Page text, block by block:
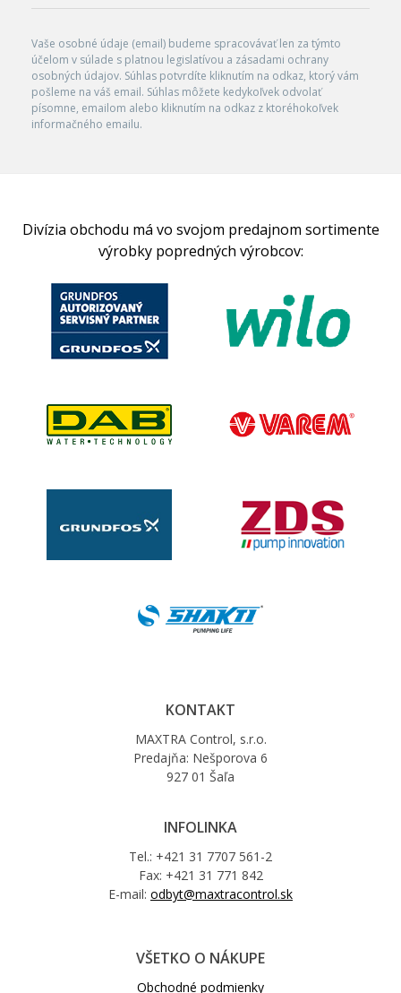
Vaše osobné údaje (email) budeme spracovávať len za týmto
účelom v súlade s platnou legislatívou a zásadami ochrany
osobných údajov. Súhlas potvrdíte kliknutím na odkaz, ktorý vám
pošleme na váš email. Súhlas môžete kedykoľvek odvolať
písomne, emailom alebo kliknutím na odkaz z ktoréhokoľvek
informačného emailu.
Divízia obchodu má vo svojom predajnom sortimente
výrobky popredných výrobcov:
KONTAKT
MAXTRA Control, s.r.o.
Predajňa: Nešporova 6
927 01 Šaľa
INFOLINKA
Tel.: +421 31 7707 561-2
Fax: +421 31 771 842
E-mail: odbyt@maxtracontrol.sk
VŠETKO O NÁKUPE
Obchodné podmienky